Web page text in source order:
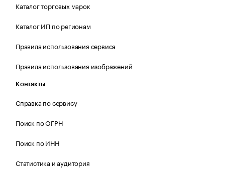
Каталог торговых марок
Каталог ИП по регионам
Правила использования сервиса
Правила использования изображений
Контакты
Справка по сервису
Поиск по ОГРН
Поиск по ИНН
Статистика и аудитория